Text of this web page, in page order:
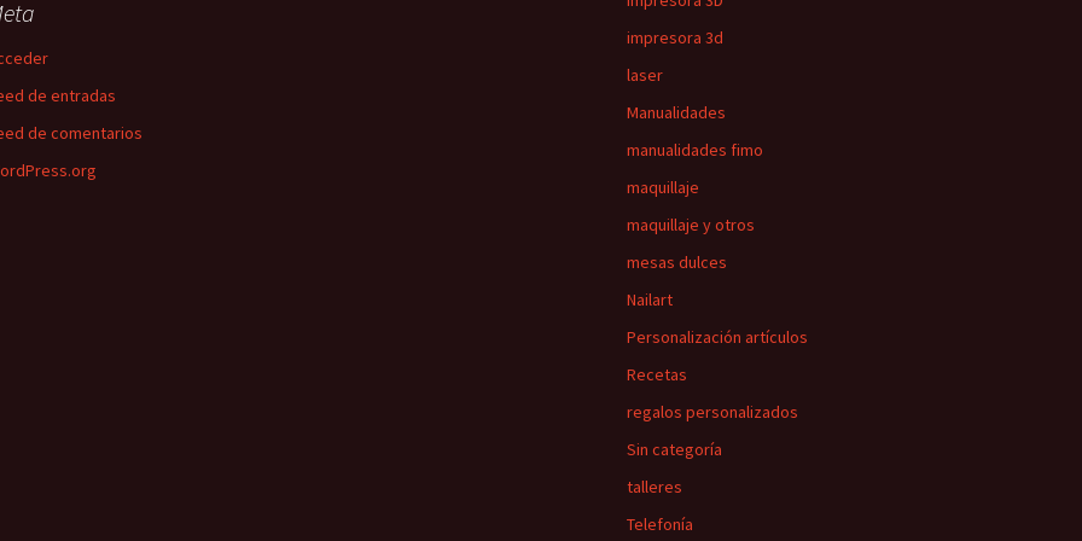
impresora 3d
laser
Manualidades
manualidades fimo
maquillaje
maquillaje y otros
mesas dulces
Nailart
Personalización artículos
Recetas
regalos personalizados
Sin categoría
talleres
Telefonía
de entradas
de comentarios